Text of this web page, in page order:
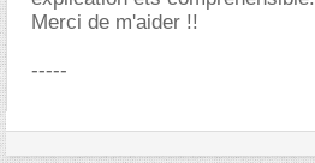
Merci de m'aider !!
-----